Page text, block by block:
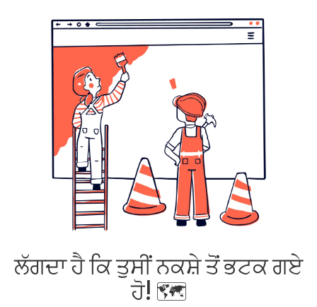
ਲੱਗਦਾ ਹੈ ਕਿ ਤੁਸੀਂ ਨਕਸ਼ੇ ਤੋਂ ਭਟਕ ਗਏ
ਹੋ! 🗺️